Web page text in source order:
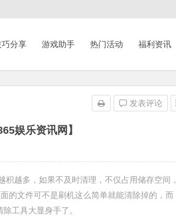
巧分享 游戏助手 热门活动 福利资讯
娱乐资讯网】
发表评论
越多，如果不及时清理，不仅占用储存空间，
的文件可不是刷机这么简单就能清除掉的，而
工具大显身手了。